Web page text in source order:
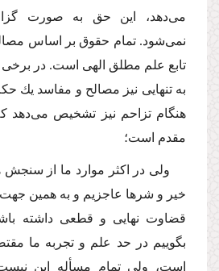
مى‌دهد، این حق به صورت
نمى‌شود. تمام حقوق بر اساس
تابع علم مطلق الهى است. در برخى
به تنهایى نیز مصالح و مفاسد یك
هنگام تزاحم نیز تشخیص مى‌دهد
مقدم است؛
ولى در اكثر موارد ما از سنجش
خیر و شرها عاجزیم و به همین جهت
قضاوت نهایى و قطعى داشته
بگوییم در حد علم و تجربه ما
است، ولى تمام مسأله این